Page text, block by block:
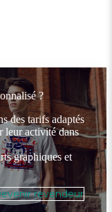
?
des tarifs adaptés
leur activité dans
graphiques et
revendeur